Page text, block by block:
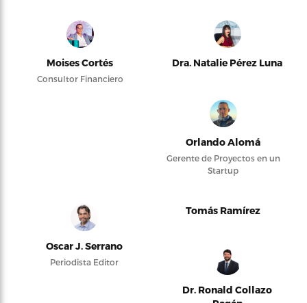
Moises Cortés
Consultor Financiero
Dra. Natalie Pérez Luna
Orlando Alomá
Gerente de Proyectos en un
Startup
Oscar J. Serrano
Periodista Editor
Tomás Ramírez
Dr. Ronald Collazo